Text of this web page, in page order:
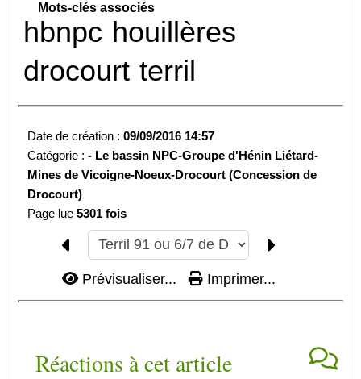
Mots-clés associés
hbnpc houillères
drocourt terril
Date de création :09/09/2016 14:57
Catégorie :- Le bassin NPC-Groupe d'Hénin Liétard-
Mines de Vicoigne-Noeux-Drocourt (Concession de
Drocourt)
Page lue5301 fois
Prévisualiser... Imprimer...
Réactions à cet article